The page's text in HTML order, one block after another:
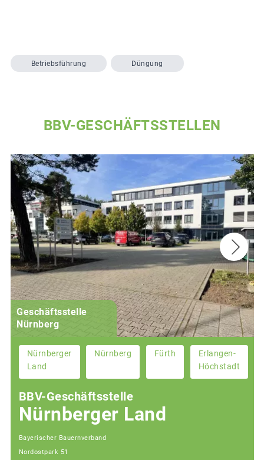
Betriebsführung Düngung
BBV-GESCHÄFTSSTELLEN
Geschäftsstelle
Nürnberg
Nürnberger
Land
Nürnberg Fürth
Erlangen-
Höchstadt
BBV-Geschäftsstelle
Nürnberger Land
Bayerischer Bauernverband
Nordostpark 51